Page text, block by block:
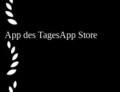
App des TagesApp Store